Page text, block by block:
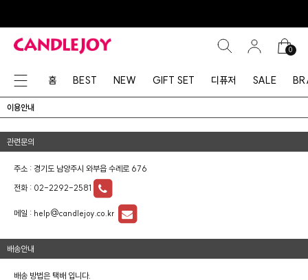
0
홈 BEST NEW GIFT SET 디퓨저 SALE
이용안내
관련문의
주소 : 경기도 남양주시 와부읍 수레로 676
전화 : 02-2292-2581
메일 : help@candlejoy.co.kr
배송안내
배송 방법은 택배 입니다.